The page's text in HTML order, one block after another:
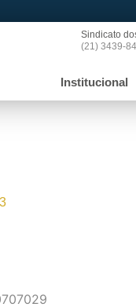
Sindicato
(21) 3439-
Institucional